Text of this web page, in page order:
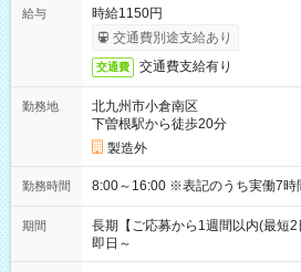
給与
時給1150円
交通費別途支給あり
交通費 交通費支給有り
勤務地
北九州市小倉南区
下曽根駅から徒歩20分
製造外
勤務時間 8:00～16:00 ※表記のうち実働7
期間
長期【ご応募から1週間以内(最短2
即日～